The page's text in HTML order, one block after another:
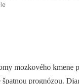
mozkového kmene
špatnou prognózou.